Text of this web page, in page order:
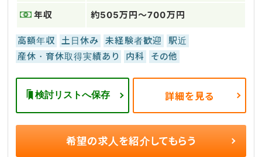
年収 約505万円～700万円
高額年収 土日休み 未経験者歓迎
駅近
産休・育休取得実績あり
内科 その他
検討リストへ保存 詳細を見る
希望の求人を紹介してもらう